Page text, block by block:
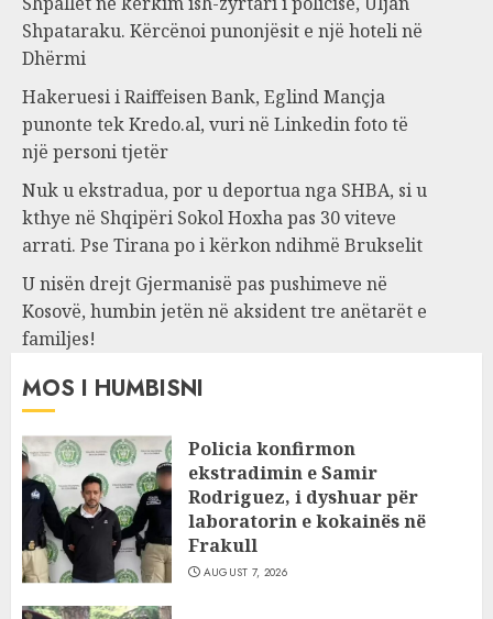
Shpataraku. Kërcënoi punonjësit e një hoteli në
Dhërmi
Hakeruesi i Raiffeisen Bank, Eglind Mançja
punonte tek Kredo.al, vuri në Linkedin foto të
një personi tjetër
Nuk u ekstradua, por u deportua nga SHBA, si u
kthye në Shqipëri Sokol Hoxha pas 30 viteve
arrati. Pse Tirana po i kërkon ndihmë Brukselit
U nisën drejt Gjermanisë pas pushimeve në
Kosovë, humbin jetën në aksident tre anëtarët e
familjes!
MOS I HUMBISNI
Policia konfirmon
ekstradimin e Samir
Rodriguez, i dyshuar për
laboratorin e kokainës në
Frakull
AUGUST 7, 2026